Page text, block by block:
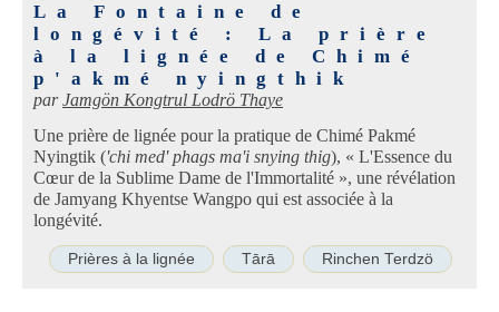
La Fontaine de
longévité : La prière
à la lignée de Chimé
p'akmé nyingthik
parJamgön Kongtrul Lodrö Thaye
Une prière de lignée pour la pratique de Chimé Pakmé
Nyingtik ('chi med' phags ma'i snying thig), « L'Essence du
Cœur de la Sublime Dame de l'Immortalité », une révélation
de Jamyang Khyentse Wangpo qui est associée à la
longévité.
Prières à la lignée Tārā Rinchen Terdzö